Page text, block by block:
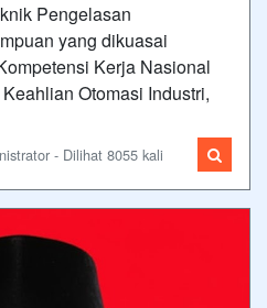
Pengelasan
yang dikuasai
Kerja Nasional
Otomasi Industri,
- Dilihat 8055 kali